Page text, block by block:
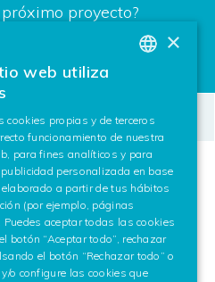
proyecto?
ayudarte.
ENGLISH
×
web utiliza
cookies propias y de terceros
funcionamiento de nuestra
para fines analíticos y para
personalizada en base
a partir de tus hábitos
(por ejemplo, páginas
aceptar todas las cookies
botón “Aceptar todo”, rechazar
el botón “Rechazar todo” o
y/o configure las cookies que